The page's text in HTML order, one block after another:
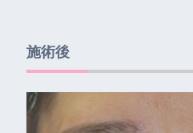
施術後